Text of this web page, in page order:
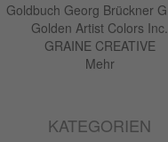
Goldbuch Georg Brückner
Golden Artist Colors Inc.
GRAINE CREATIVE
Mehr
KATEGORIEN